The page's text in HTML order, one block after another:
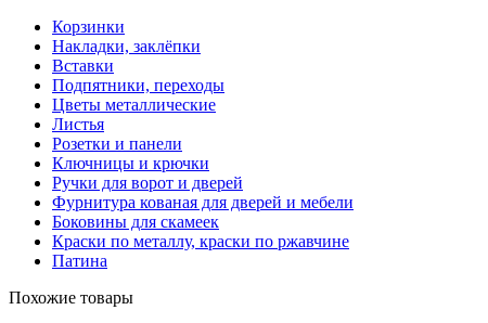
Корзинки
Накладки, заклёпки
Вставки
Подпятники, переходы
Цветы металлические
Листья
Розетки и панели
Ключницы и крючки
Ручки для ворот и дверей
Фурнитура кованая для дверей и мебели
Боковины для скамеек
Краски по металлу, краски по ржавчине
Патина
Похожие товары